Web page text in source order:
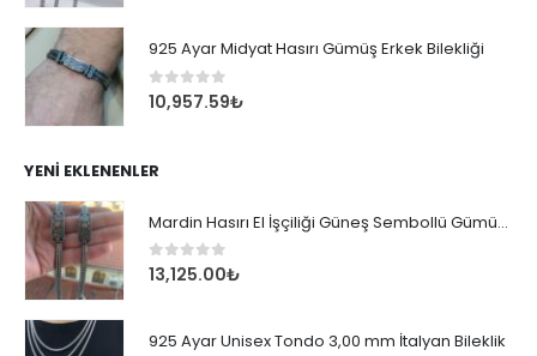
925 Ayar Midyat Hasırı Gümüş Erkek Bilekliği
0out of 5
10,957.59₺
YENI EKLENENLER
Mardin Hasırı El İşçiliği Güneş Sembollü Gümüş Erkek Bileklik
0out of 5
13,125.00₺
925 Ayar Unisex Tondo 3,00 mm İtalyan Bileklik